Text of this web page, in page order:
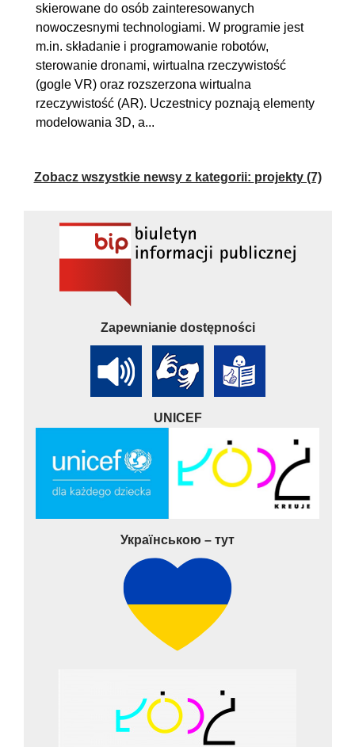
skierowane do osób zainteresowanych
nowoczesnymi technologiami. W programie jest
m.in. składanie i programowanie robotów,
sterowanie dronami, wirtualna rzeczywistość
(gogle VR) oraz rozszerzona wirtualna
rzeczywistość (AR). Uczestnicy poznają elementy
modelowania 3D, a...
Zobacz wszystkie newsy z kategorii: projekty (7)
Zapewnianie dostępności
UNICEF
Українською – тут